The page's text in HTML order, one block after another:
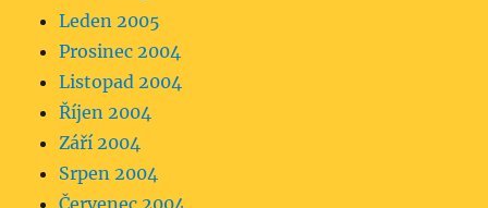
Leden 2005
Prosinec 2004
Listopad 2004
Říjen 2004
Září 2004
Srpen 2004